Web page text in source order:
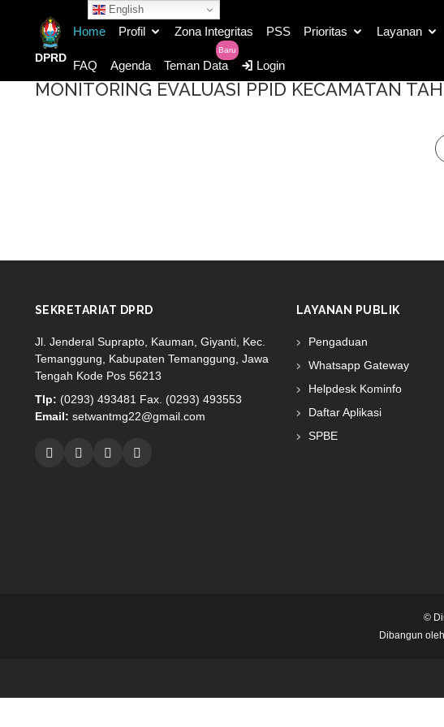
English
DPRD
Home Profil Zona Integritas PSS Prioritas Layanan
FAQ Agenda Teman Data
Baru
Login
MONITORING EVALUASI PPID KECAMATAN
SEKRETARIAT DPRD
Jl. Jenderal Suprapto, Kauman, Giyanti, Kec.
Temanggung, Kabupaten Temanggung, Jawa
Tengah Kode Pos 56213
Tlp: (0293) 493481 Fax. (0293) 493553
Email: setwantmg22@gmail.com
LAYANAN PUBLIK
Pengaduan
Whatsapp Gateway
Helpdesk Kominfo
Daftar Aplikasi
SPBE
©
Dibangun